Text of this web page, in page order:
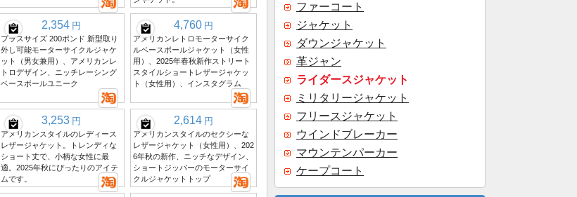
2,354 円
プラスサイズ 200ポンド 新型取り
外し可能モーターサイクルジャケ
ット（男女兼用）、アメリカンレ
トロデザイン、ニッチレーシング
ベースボールユニーク
4,760 円
アメリカンレトロモーターサイク
ルベースボールジャケット（女性
用）、2025年春秋新作ストリート
スタイルショートレザージャケッ
ト（女性用）、インスタグラム
3,253 円
アメリカンスタイルのレディース
レザージャケット。トレンディな
ショート丈で、小柄な女性に最
適。2025年秋にぴったりのアイテ
ムです。
2,614 円
アメリカンスタイルのセクシーな
レザージャケット（女性用）、202
6年秋の新作、ニッチなデザイン、
ショートジッパーのモーターサイ
クルジャケットトップ
ファーコート
ジャケット
ダウンジャケット
革ジャン
ライダースジャケット
ミリタリージャケット
フリースジャケット
ウインドブレーカー
マウンテンパーカー
ケープコート